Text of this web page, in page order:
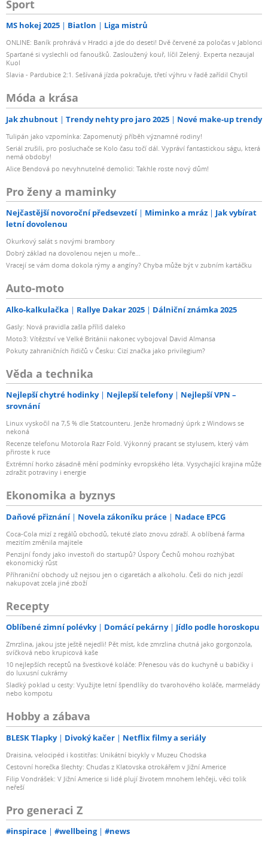
Sport
MS hokej 2025 Biatlon Liga mistrů
ONLINE: Baník prohrává v Hradci a jde do deseti! Dvě červené za poločas v Jablonci
Sparťané si vyslechli od fanoušků. Zasloužený kouř, líčil Zelený. Experta nezaujal
Kuol
Slavia - Pardubice 2:1. Sešívaná jízda pokračuje, třetí výhru v řadě zařídil Chytil
Móda a krása
Jak zhubnout Trendy nehty pro jaro 2025 Nové make-up trendy
Tulipán jako vzpomínka: Zapomenutý příběh významné rodiny!
Seriál zrušili, pro posluchače se Kolo času točí dál. Vypráví fantastickou ságu, která
nemá obdoby!
Alice Bendová po nevyhnutelné demolici: Takhle roste nový dům!
Pro ženy a maminky
Nejčastější novoroční předsevzetí Miminko a mráz
Jak vybírat
letní dovolenou
Okurkový salát s novými brambory
Dobrý základ na dovolenou nejen u moře...
Vracejí se vám doma dokola rýmy a angíny? Chyba může být v zubním kartáčku
Auto-moto
Alko-kalkulačka Rallye Dakar 2025 Dálniční známka 2025
Gasly: Nová pravidla zašla příliš daleko
Moto3: Vítězství ve Velké Británii nakonec vybojoval David Almansa
Pokuty zahraničních řidičů v Česku: Cizí značka jako privilegium?
Věda a technika
Nejlepší chytré hodinky Nejlepší telefony
Nejlepší VPN –
srovnání
Linux vyskočil na 7,5 % dle Statcounteru. Jenže hromadný úprk z Windows se
nekoná
Recenze telefonu Motorola Razr Fold. Výkonný pracant se stylusem, který vám
přiroste k ruce
Extrémní horko zásadně mění podmínky evropského léta. Vysychající krajina může
zdražit potraviny i energie
Ekonomika a byznys
Daňové přiznání Novela zákoníku práce Nadace EPCG
Coca-Cola mizí z regálů obchodů, tekuté zlato znovu zdraží. A oblíbená farma
mezitím změnila majitele
Penzijní fondy jako investoři do startupů? Úspory Čechů mohou rozhýbat
ekonomický růst
Příhraniční obchody už nejsou jen o cigaretách a alkoholu. Češi do nich jezdí
nakupovat zcela jiné zboží
Recepty
Oblíbené zimní polévky Domácí pekárny Jídlo podle horoskopu
Zmrzlina, jakou jste ještě nejedli! Pět míst, kde zmrzlina chutná jako gorgonzola,
svíčková nebo krupicová kaše
10 nejlepších receptů na švestkové koláče: Přenesou vás do kuchyně u babičky i
do luxusní cukrárny
Sladký poklad u cesty: Využijte letní špendlíky do tvarohového koláče, marmelády
nebo kompotu
Hobby a zábava
BLESK Tlapky Divoký kačer Netflix filmy a seriály
Draisina, velocipéd i kostitřas: Unikátní bicykly v Muzeu Chodska
Cestovní horečka šlechty: Chuďas z Klatovska otrokářem v Jižní Americe
Filip Vondrášek: V Jižní Americe si lidé plují životem mnohem lehčeji, věci tolik
neřeší
Pro generaci Z
#inspirace #wellbeing #news